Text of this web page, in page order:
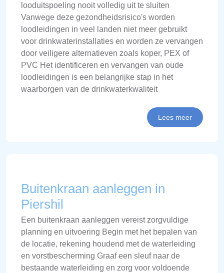
looduitspoeling nooit volledig uit te sluiten
Vanwege deze gezondheidsrisico's worden
loodleidingen in veel landen niet meer gebruikt
voor drinkwaterinstallaties en worden ze vervangen
door veiligere alternatieven zoals koper, PEX of
PVC Het identificeren en vervangen van oude
loodleidingen is een belangrijke stap in het
waarborgen van de drinkwaterkwaliteit
Lees meer
Buitenkraan aanleggen in
Piershil
Een buitenkraan aanleggen vereist zorgvuldige
planning en uitvoering Begin met het bepalen van
de locatie, rekening houdend met de waterleiding
en vorstbescherming Graaf een sleuf naar de
bestaande waterleiding en zorg voor voldoende